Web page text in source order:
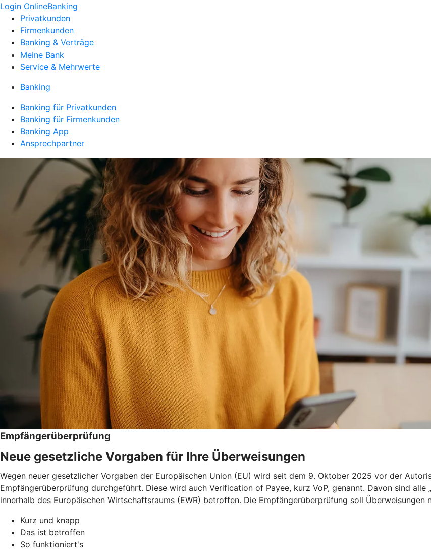
Login OnlineBanking
Privatkunden
Firmenkunden
Banking & Verträge
Meine Bank
Service & Mehrwerte
Banking
Banking für Privatkunden
Banking für Firmenkunden
Banking App
Ansprechpartner
Empfängerüberprüfung
Neue gesetzliche Vorgaben für Ihre Überweisungen
Wegen neuer gesetzlicher Vorgaben der Europäischen Union (EU) wird seit dem 9. Oktober 2025 vor der
Empfängerüberprüfung durchgeführt. Diese wird auch Verification of Payee, kurz VoP, genannt. Davon sind alle
innerhalb des Europäischen Wirtschaftsraums (EWR) betroffen. Die Empfängerüberprüfung soll Überweisungen
Kurz und knapp
Das ist betroffen
So funktioniert's